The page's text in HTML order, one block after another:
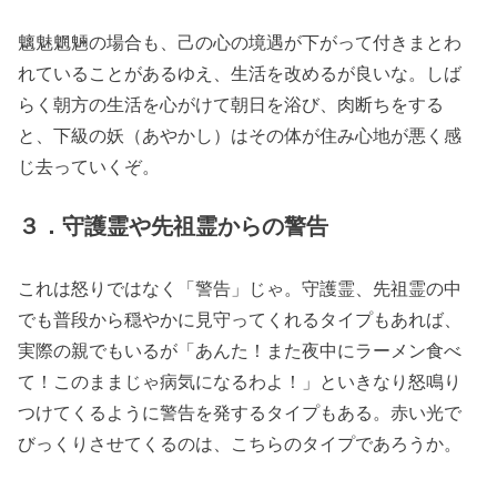
魑魅魍魎の場合も、己の心の境遇が下がって付きまとわ
れていることがあるゆえ、生活を改めるが良いな。しば
らく朝方の生活を心がけて朝日を浴び、肉断ちをする
と、下級の妖（あやかし）はその体が住み心地が悪く感
じ去っていくぞ。
３．守護霊や先祖霊からの警告
これは怒りではなく「警告」じゃ。守護霊、先祖霊の中
でも普段から穏やかに見守ってくれるタイプもあれば、
実際の親でもいるが「あんた！また夜中にラーメン食べ
て！このままじゃ病気になるわよ！」といきなり怒鳴り
つけてくるように警告を発するタイプもある。赤い光で
びっくりさせてくるのは、こちらのタイプであろうか。